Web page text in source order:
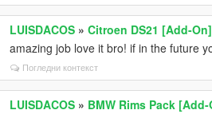
LUISDACOS »Citroen DS21 [Add-
amazing job love it bro! if in the future
Погледни контекст
LUISDACOS » BMW Rims Pack [Add-